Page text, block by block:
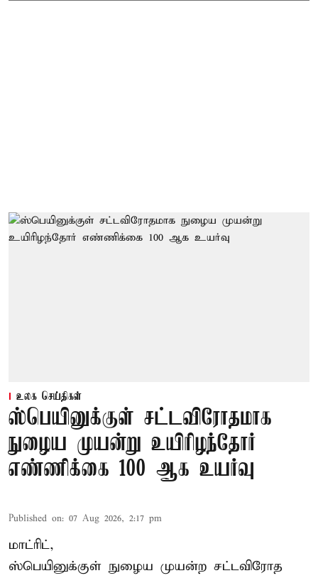
உலக செய்திகள்
ஸ்பெயினுக்குள் சட்டவிரோதமாக
நுழைய முயன்று உயிரிழந்தோர்
எண்ணிக்கை 100 ஆக உயர்வு
Published on: 07 Aug 2026, 2:17 pm
மாட்ரிட்,
ஸ்பெயினுக்குள் நுழைய முயன்ற சட்டவிரோத